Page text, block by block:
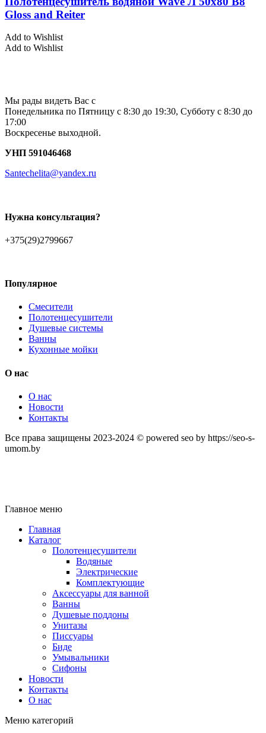
Gloss and Reiter
Add to Wishlist
Add to Wishlist
Мы рады видеть Вас с
Понедельника по Пятницу с 8:30 до 19:30, Субботу с 8:30 до
17:00
Воскресенье выходной.
УНП 591046468
Santechelita@yandex.ru
Нужна консультация?
+375(29)2799667
Популярное
Смесители
Полотенцесушители
Душевые системы
Ванны
Кухонные мойки
О нас
О нас
Новости
Контакты
Все права защищены 2023-2024 © powered seo by https://seo-s-
umom.by
Главное меню
Главная
Каталог
Полотенцесушители
Водяные
Электрические
Комплектующие
Аксессуары для ванной
Ванны
Душевые поддоны
Унитазы
Писсуары
Биде
Умывальники
Сифоны
Новости
Контакты
О нас
Меню категорий